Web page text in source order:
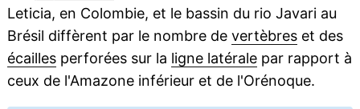
Leticia, en Colombie, et le bassin du rio Javari au
Brésil diffèrent par le nombre de vertèbreset des
écaillesperforées sur la ligne latéralepar rapport à
ceux de l'Amazone inférieur et de l'Orénoque.